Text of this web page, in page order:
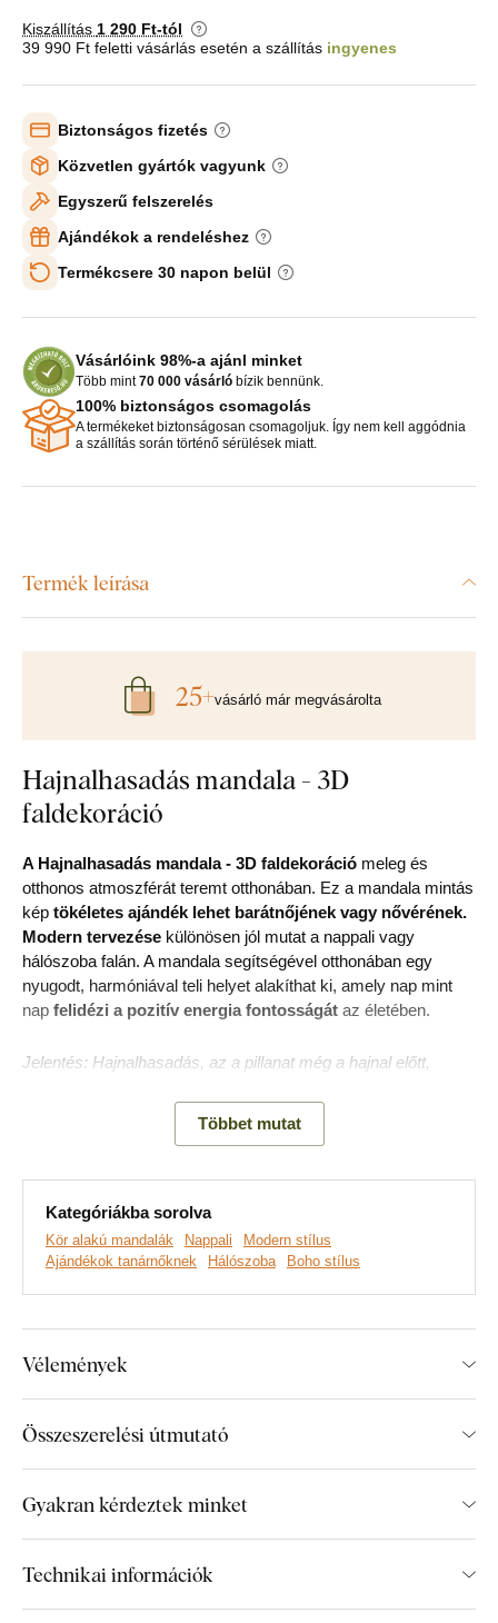
Kiszállítás 1 290 Ft-tól
39 990 Ft feletti vásárlás esetén a szállítás ingyenes
Biztonságos fizetés
Közvetlen gyártók vagyunk
Egyszerű felszerelés
Ajándékok a rendeléshez
Termékcsere 30 napon belül
Vásárlóink 98%-a ajánl minket
Több mint70 000 vásárló bízik bennünk.
100% biztonságos csomagolás
A termékeket biztonságosan csomagoljuk. Így nem kell aggódnia
a szállítás során történő sérülések miatt.
Termék leírása
Hajnalhasadás mandala - 3D
faldekoráció
A Hajnalhasadás mandala - 3D faldekoráció meleg és
otthonos atmoszférát teremt otthonában. Ez a mandala mintás
kép tökéletes ajándék lehet barátnőjének vagy nővérének.
Modern tervezése különösen jól mutat a nappali vagy
hálószoba falán. A mandala segítségével otthonában egy
nyugodt, harmóniával teli helyet alakíthat ki, amely nap mint
nap felidézi a pozitív energia fontosságát az életében.
Jelentés: Hajnalhasadás, az a pillanat még a hajnal előtt,
szimbolizálja, hogy minden nap új kezdetet hoz, és minden
Fedezd fel a termék legfőbb előnyeit:
Modern kép dizájn
Egyszerű fali rögzítés
Többet mutat
25+vásárló már megvásárolta
Kategóriákba sorolva
Kör alakú mandalák Nappali
Modern stílus
Ajándékok tanárnőknek
Hálószoba Boho stílus
Vélemények
Összeszerelési útmutató
Gyakran kérdeztek minket
Technikai információk